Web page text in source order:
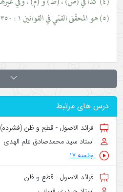
(٥) هو المحقّق القمّي في القوانين ١ : ٣٥٠.
درس های مرتبط
فرائد الاصول - قطع و ظن (فشرده)
استاد سید محمدصادق علم الهدی
جلسه ۱۷
فرائد الاصول - قطع و ظن